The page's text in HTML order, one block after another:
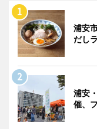
浦安
だし
浦安
催、